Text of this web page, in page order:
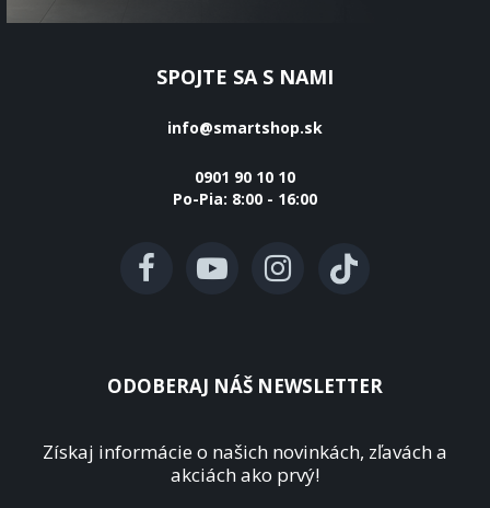
SPOJTE SA S NAMI
info@smartshop.sk
0901 90 10 10
Po-Pia: 8:00 - 16:00
ODOBERAJ NÁŠ NEWSLETTER
Získaj informácie o našich novinkách, zľavách a
akciách ako prvý!